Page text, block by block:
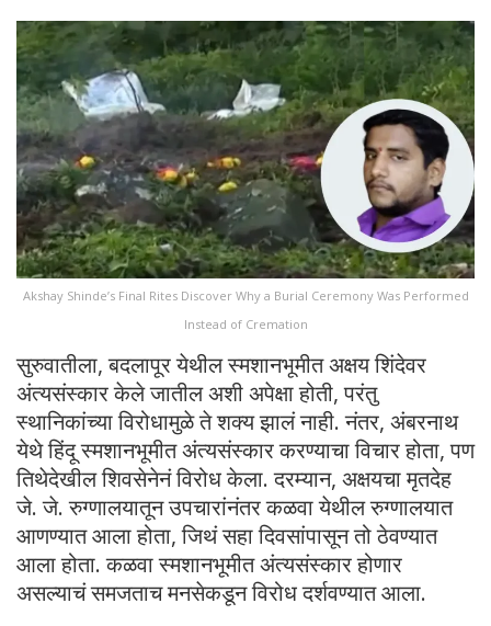
Akshay Shinde’s Final Rites Discover Why a Burial Ceremony Was Performed
Instead of Cremation
सुरुवातीला, बदलापूर येथील स्मशानभूमीत अक्षय शिंदेवर
अंत्यसंस्कार केले जातील अशी अपेक्षा होती, परंतु
स्थानिकांच्या विरोधामुळे ते शक्य झालं नाही. नंतर, अंबरनाथ
येथे हिंदू स्मशानभूमीत अंत्यसंस्कार करण्याचा विचार होता, पण
तिथेदेखील शिवसेनेनं विरोध केला. दरम्यान, अक्षयचा मृतदेह
जे. जे. रुग्णालयातून उपचारांनंतर कळवा येथील रुग्णालयात
आणण्यात आला होता, जिथं सहा दिवसांपासून तो ठेवण्यात
आला होता. कळवा स्मशानभूमीत अंत्यसंस्कार होणार
असल्याचं समजताच मनसेकडून विरोध दर्शवण्यात आला.